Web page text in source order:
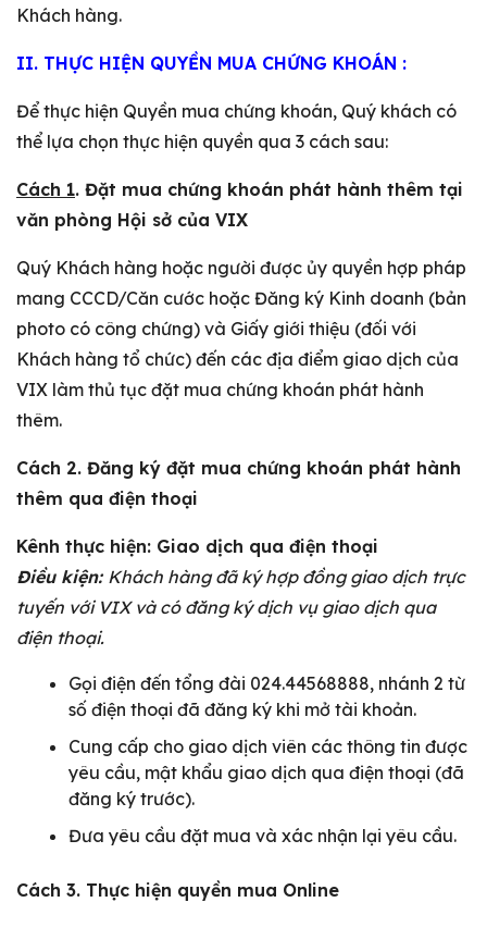
Khách hàng.
II. THỰC HIỆN QUYỀN MUA CHỨNG KHOÁN :
Để thực hiện Quyền mua chứng khoán, Quý khách có
thể lựa chọn thực hiện quyền qua 3 cách sau:
Cách 1. Đặt mua chứng khoán phát hành thêm tại
văn phòng Hội sở của VIX
Quý Khách hàng hoặc người được ủy quyền hợp pháp
mang CCCD/Căn cước hoặc Đăng ký Kinh doanh (bản
photo có công chứng) và Giấy giới thiệu (đối với
Khách hàng tổ chức) đến các địa điểm giao dịch của
VIX làm thủ tục đặt mua chứng khoán phát hành
thêm.
Cách 2. Đăng ký đặt mua chứng khoán phát hành
thêm qua điện thoại
Kênh thực hiện: Giao dịch qua điện thoại
Điều kiện: Khách hàng đã ký hợp đồng giao dịch trực
tuyến với VIX và có đăng ký dịch vụ giao dịch qua
điện thoại.
Gọi điện đến tổng đài 024.44568888, nhánh 2 từ
số điện thoại đã đăng ký khi mở tài khoản.
Cung cấp cho giao dịch viên các thông tin được
yêu cầu, mật khẩu giao dịch qua điện thoại (đã
đăng ký trước).
Đưa yêu cầu đặt mua và xác nhận lại yêu cầu.
Cách 3. Thực hiện quyền mua Online